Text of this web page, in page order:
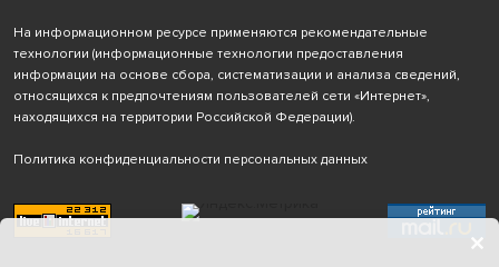
На информационном ресурсе применяются рекомендательные
технологии (информационные технологии предоставления
информации на основе сбора, систематизации и анализа сведений,
относящихся к предпочтениям пользователей сети «Интернет»,
находящихся на территории Российской Федерации).
Политика конфиденциальности персональных данных